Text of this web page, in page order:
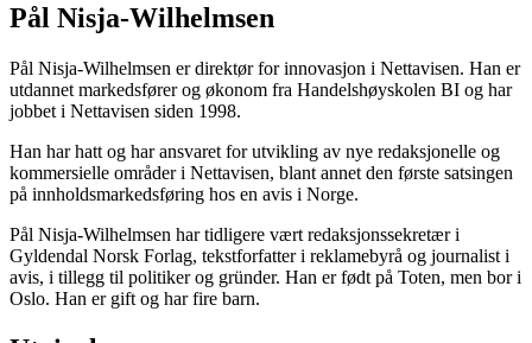
Pål Nisja-Wilhelmsen
Pål Nisja-Wilhelmsen er direktør for innovasjon i Nettavisen. Han er
utdannet markedsfører og økonom fra Handelshøyskolen BI og har
jobbet i Nettavisen siden 1998.
Han har hatt og har ansvaret for utvikling av nye redaksjonelle og
kommersielle områder i Nettavisen, blant annet den første satsingen
på innholdsmarkedsføring hos en avis i Norge.
Pål Nisja-Wilhelmsen har tidligere vært redaksjonssekretær i
Gyldendal Norsk Forlag, tekstforfatter i reklamebyrå og journalist i
avis, i tillegg til politiker og gründer. Han er født på Toten, men bor i
Oslo. Han er gift og har fire barn.